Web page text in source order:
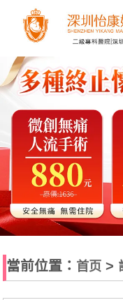
當前位置： 首页 >